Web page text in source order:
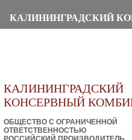
КАЛИНИНГРАДСКИЙ
КАЛИНИНГРАДСКИЙ
КОНСЕРВНЫЙ
ОБЩЕСТВО С ОГРАНИЧЕННОЙ
ОТВЕТСТВЕННОСТЬЮ